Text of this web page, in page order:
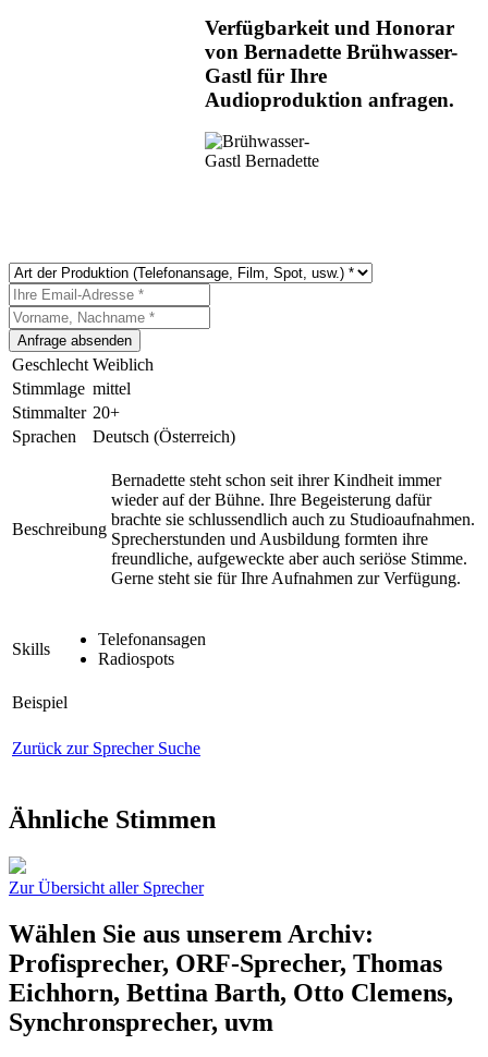
Verfügbarkeit und Honorar
von Bernadette Brühwasser-
Gastl für Ihre
Audioproduktion anfragen.
Geschlecht Weiblich
Stimmlage mittel
Stimmalter 20+
Sprachen
Deutsch (Österreich)
Beschreibung
Bernadette steht schon seit ihrer Kindheit immer
wieder auf der Bühne. Ihre Begeisterung dafür
brachte sie schlussendlich auch zu Studioaufnahmen.
Sprecherstunden und Ausbildung formten ihre
freundliche, aufgeweckte aber auch seriöse Stimme.
Gerne steht sie für Ihre Aufnahmen zur Verfügung.
Skills
Telefonansagen
Radiospots
Beispiel
Zurück zur Sprecher Suche
Ähnliche Stimmen
Zur Übersicht aller Sprecher
Wählen Sie aus unserem Archiv:
Profisprecher, ORF-Sprecher, Thomas
Eichhorn, Bettina Barth, Otto Clemens,
Synchronsprecher, uvm